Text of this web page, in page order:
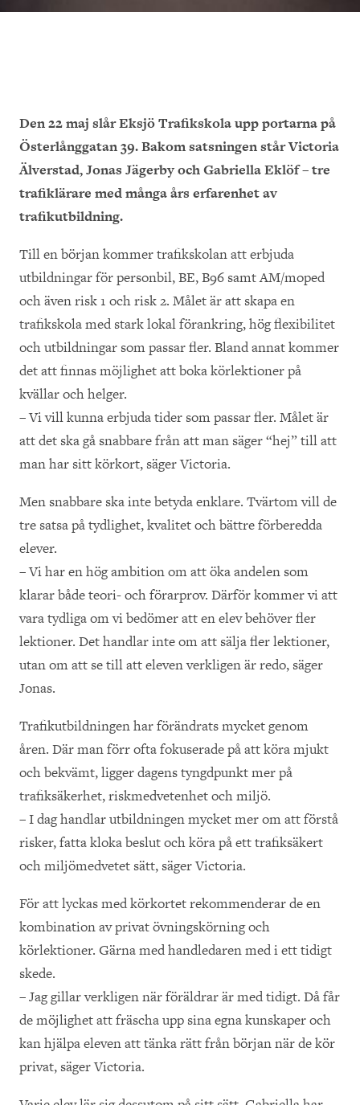
Den 22 maj slår Eksjö Trafikskola upp portarna på
Österlånggatan 39. Bakom satsningen står Victoria
Älverstad, Jonas Jägerby och Gabriella Eklöf – tre
trafiklärare med många års erfarenhet av
trafikutbildning.
Till en början kommer trafikskolan att erbjuda
utbildningar för personbil, BE, B96 samt AM/moped
och även risk 1 och risk 2. Målet är att skapa en
trafikskola med stark lokal förankring, hög flexibilitet
och utbildningar som passar fler. Bland annat kommer
det att finnas möjlighet att boka körlektioner på
kvällar och helger.
– Vi vill kunna erbjuda tider som passar fler. Målet är
att det ska gå snabbare från att man säger “hej” till att
man har sitt körkort, säger Victoria.
Men snabbare ska inte betyda enklare. Tvärtom vill de
tre satsa på tydlighet, kvalitet och bättre förberedda
elever.
– Vi har en hög ambition om att öka andelen som
klarar både teori- och förarprov. Därför kommer vi att
vara tydliga om vi bedömer att en elev behöver fler
lektioner. Det handlar inte om att sälja fler lektioner,
utan om att se till att eleven verkligen är redo, säger
Jonas.
Trafikutbildningen har förändrats mycket genom
åren. Där man förr ofta fokuserade på att köra mjukt
och bekvämt, ligger dagens tyngdpunkt mer på
trafiksäkerhet, riskmedvetenhet och miljö.
– I dag handlar utbildningen mycket mer om att förstå
risker, fatta kloka beslut och köra på ett trafiksäkert
och miljömedvetet sätt, säger Victoria.
För att lyckas med körkortet rekommenderar de en
kombination av privat övningskörning och
körlektioner. Gärna med handledaren med i ett tidigt
skede.
– Jag gillar verkligen när föräldrar är med tidigt. Då får
de möjlighet att fräscha upp sina egna kunskaper och
kan hjälpa eleven att tänka rätt från början när de kör
privat, säger Victoria.